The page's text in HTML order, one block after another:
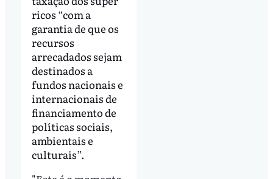
ricos “com a
garantia de que os
recursos
arrecadados sejam
destinados a
fundos nacionais e
internacionais de
financiamento de
políticas sociais,
ambientais e
culturais”.